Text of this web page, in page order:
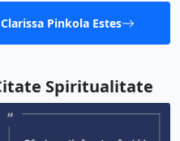
Pinkola Estes
Spiritualitate